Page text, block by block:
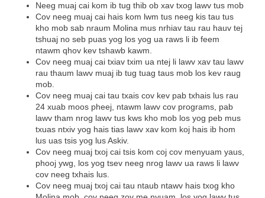
Neeg muaj cai kom ib tug thib ob xav txog lawv tus mob
Cov neeg muaj cai hais kom lwm tus neeg kis tau tus
kho mob sab nraum Molina mus nrhiav tau rau hauv tej
tshuaj no seb puas yog los yog ua raws li ib feem
ntawm qhov kev tshawb kawm.
Cov neeg muaj cai txiav txim ua ntej li lawv xav tau lawv
rau thaum lawv muaj ib tug tuag taus mob los kev raug
mob.
Cov neeg muaj cai tau txais cov kev pab txhais lus rau
24 xuab moos pheej, ntawm lawv cov programs, pab
lawv tham nrog lawv tus kws kho mob los yog peb mus
txuas ntxiv yog hais tias lawv xav kom koj hais ib hom
lus uas tsis yog lus Askiv.
Cov neeg muaj txoj cai tsis kom coj cov menyuam yaus,
phooj ywg, los yog tsev neeg nrog lawv ua raws li lawv
cov neeg txhais lus.
Cov neeg muaj txoj cai tau ntaub ntawv hais txog kho